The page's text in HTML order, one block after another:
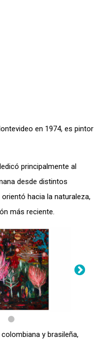
en 1974, es pintor
principalmente al
desde distintos
hacia la naturaleza,
más reciente.
y brasileña,